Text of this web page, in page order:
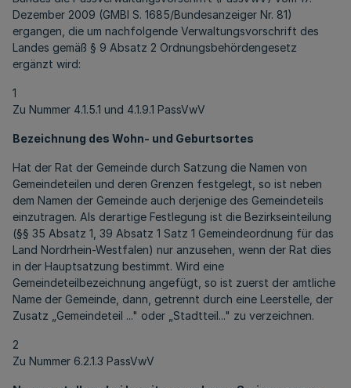
Dezember 2009 (GMBl S. 1685/Bundesanzeiger Nr. 81)
ergangen, die um nachfolgende Verwaltungsvorschrift des
Landes gemäß § 9 Absatz 2 Ordnungsbehördengesetz
ergänzt wird:
1
Zu Nummer 4.1.5.1 und 4.1.9.1 PassVwV
Bezeichnung des Wohn- und Geburtsortes
Hat der Rat der Gemeinde durch Satzung die Namen von
Gemeindeteilen und deren Grenzen festgelegt, so ist neben
dem Namen der Gemeinde auch derjenige des Gemeindeteils
einzutragen. Als derartige Festlegung ist die Bezirkseinteilung
(§§ 35 Absatz 1, 39 Absatz 1 Satz 1 Gemeindeordnung für das
Land Nordrhein-Westfalen) nur anzusehen, wenn der Rat dies
in der Hauptsatzung bestimmt. Wird eine
Gemeindeteilbezeichnung angefügt, so ist zuerst der amtliche
Name der Gemeinde, dann, getrennt durch eine Leerstelle, der
Zusatz „Gemeindeteil ..." oder „Stadtteil..." zu verzeichnen.
2
Zu Nummer 6.2.1.3 PassVwV